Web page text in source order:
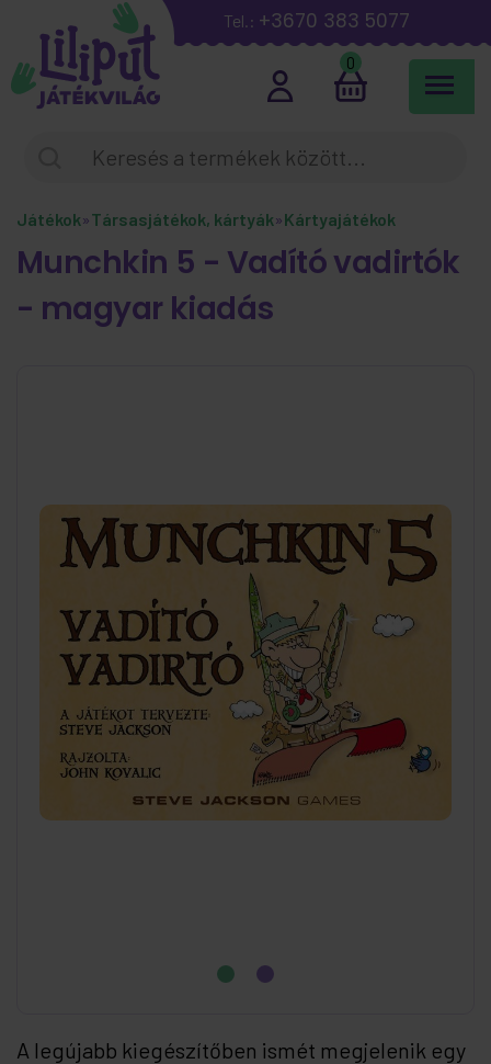
Tel.: +3670 383 5077
0
Játékok»Társasjátékok, kártyák»Kártyajátékok
Munchkin 5 - Vadító vadirtók
- magyar kiadás
A legújabb kiegészítőben ismét megjelenik egy